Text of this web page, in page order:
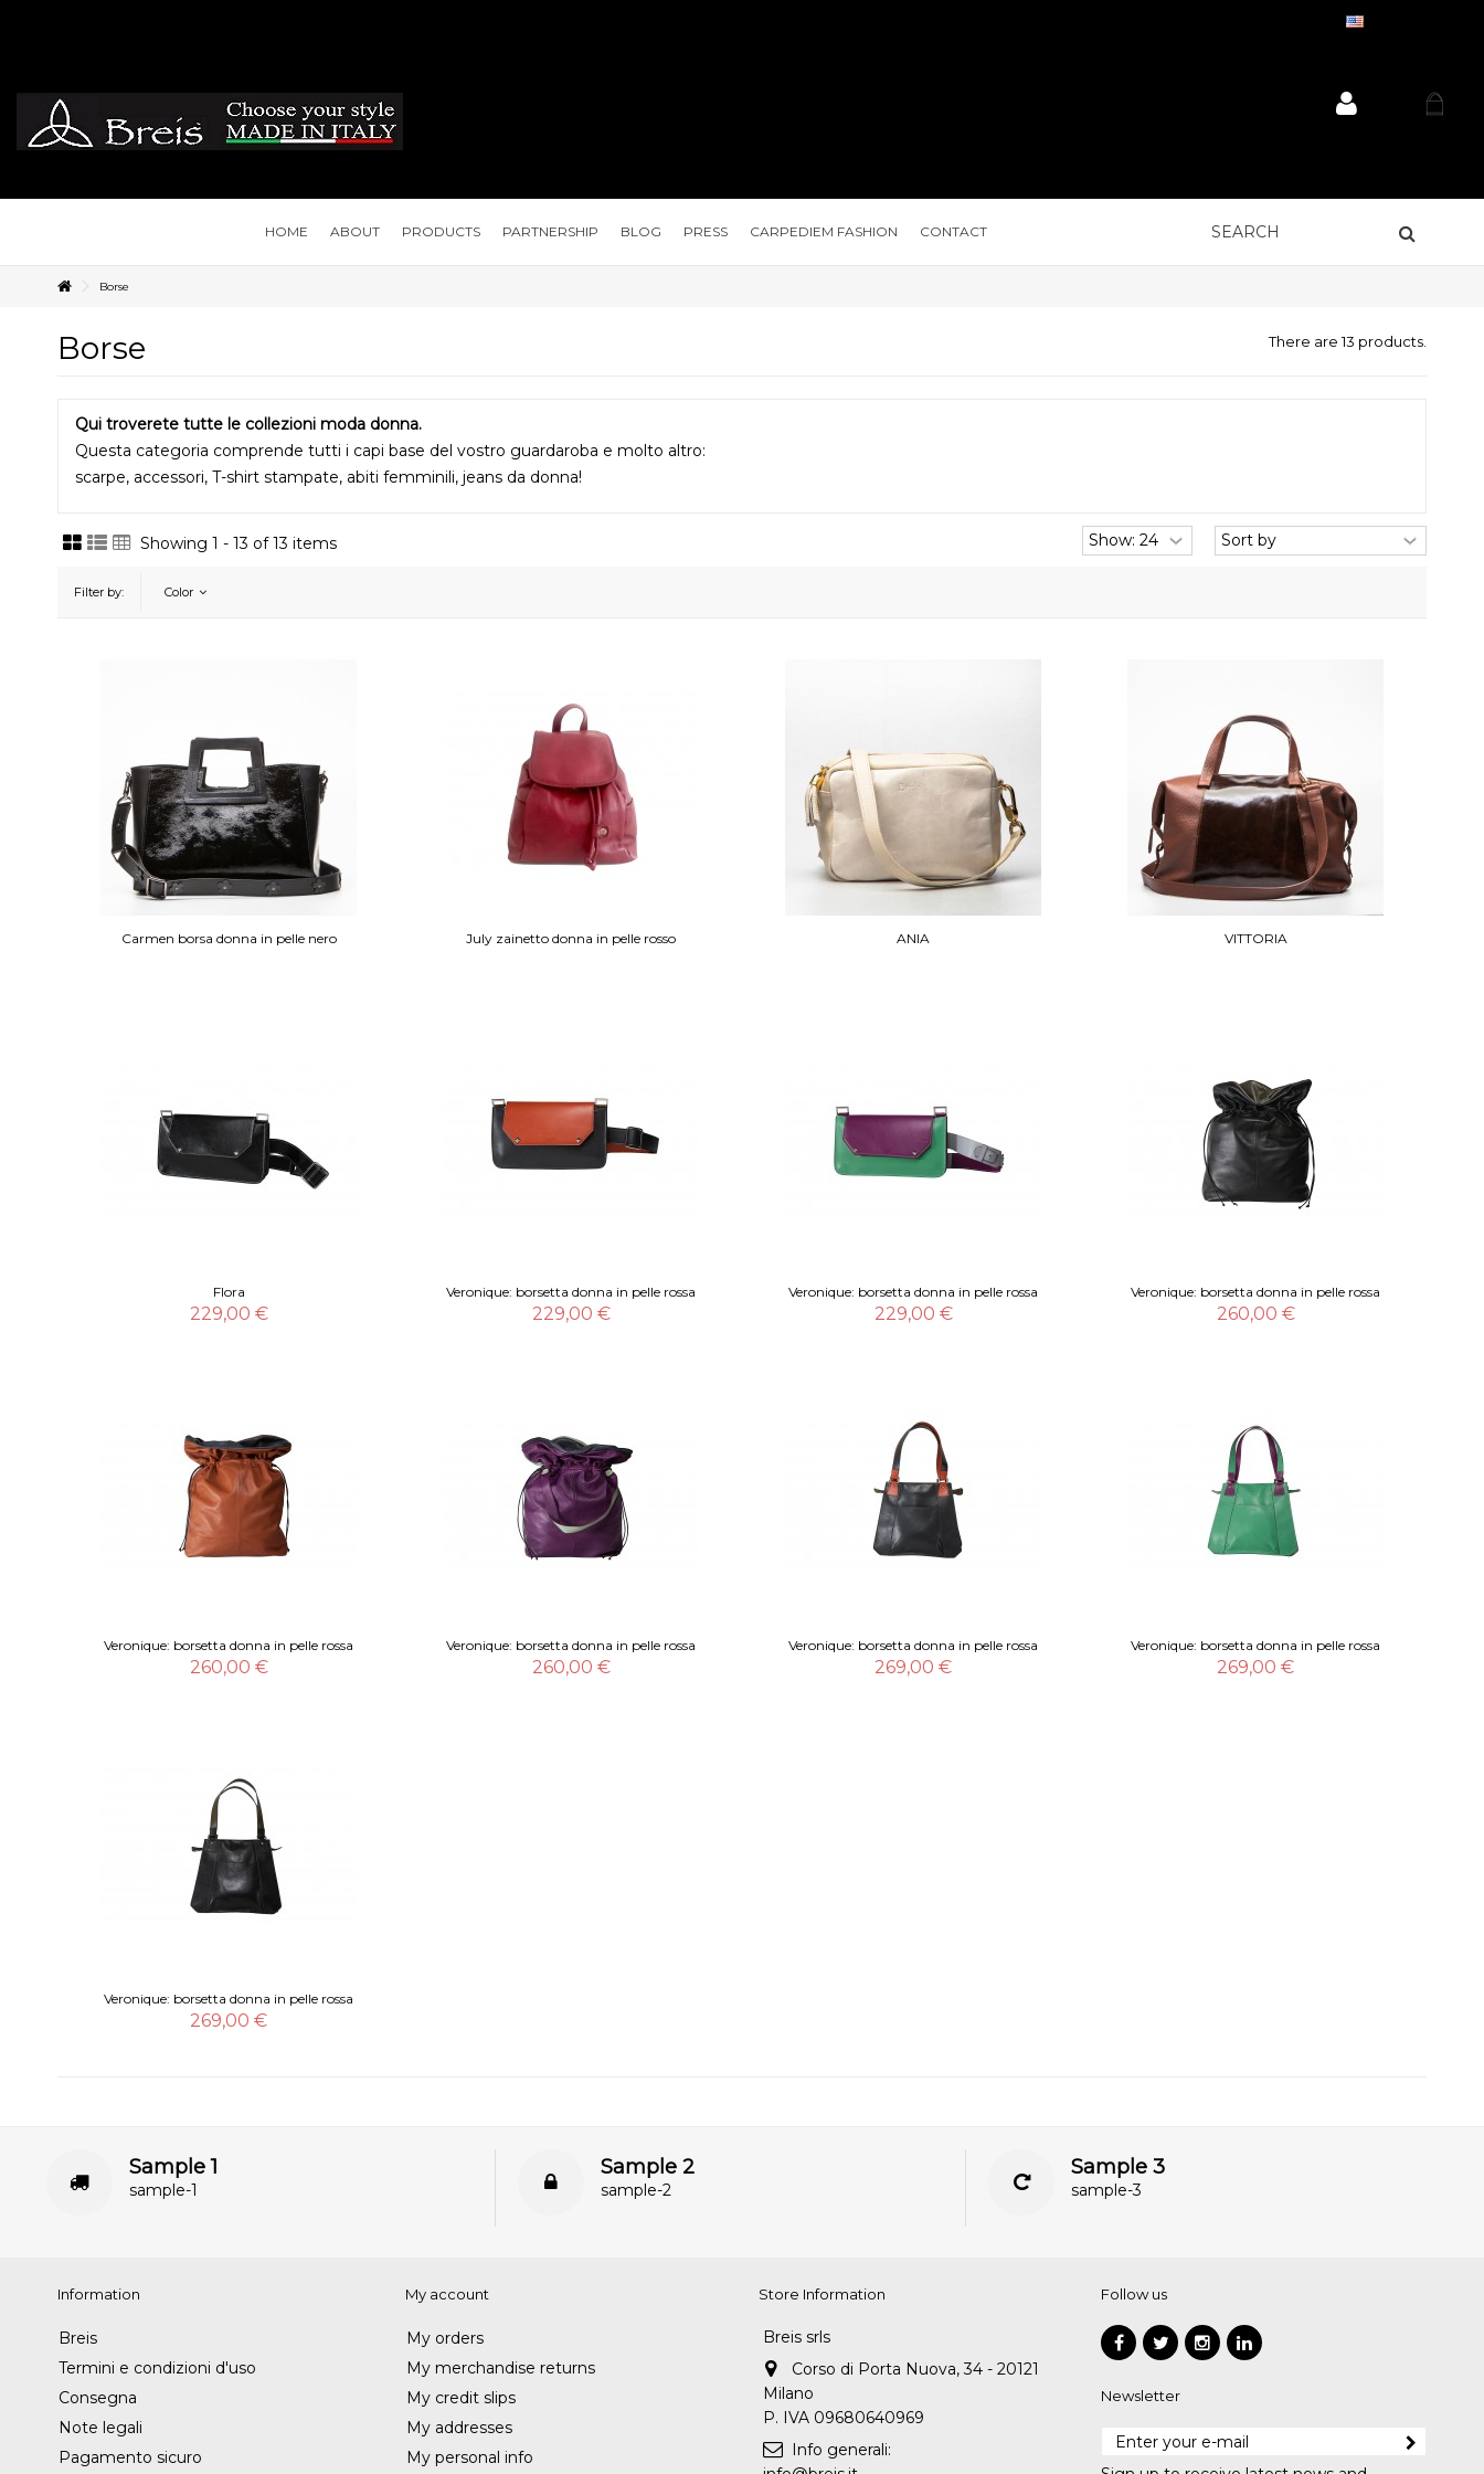
HOME ABOUT PRODUCTS PARTNERSHIP BLOG PRESS CARPEDIEM FASHION CONTACT
Borse
Borse There are 13 products.
Qui troverete tutte le collezioni moda donna.
Questa categoria comprende tutti i capi base del vostro guardaroba e molto altro:
scarpe, accessori, T-shirt stampate, abiti femminili, jeans da donna!
Showing 1 - 13 of 13 items
Filter by: Color
Carmen borsa donna in pelle nero July zainetto donna in pelle rosso ANIA VITTORIA
Flora
229,00 €
Veronique: borsetta donna in pelle rossa
229,00 €
Veronique: borsetta donna in pelle rossa
229,00 €
Veronique: borsetta donna in pelle rossa
260,00 €
Veronique: borsetta donna in pelle rossa
260,00 €
Veronique: borsetta donna in pelle rossa
260,00 €
Veronique: borsetta donna in pelle rossa
269,00 €
Veronique: borsetta donna in pelle rossa
269,00 €
Veronique: borsetta donna in pelle rossa
269,00 €
Sample 1
sample-1
Sample 2
sample-2
Sample 3
sample-3
Information
Breis
Termini e condizioni d'uso
Consegna
Note legali
Pagamento sicuro
My account
My orders
My merchandise returns
My credit slips
My addresses
My personal info
Store Information
Breis srls
Corso di Porta Nuova, 34 - 20121
Milano
P. IVA 09680640969
Info generali:
Follow us
Newsletter